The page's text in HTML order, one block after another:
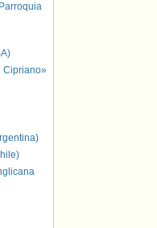
Cipriano»